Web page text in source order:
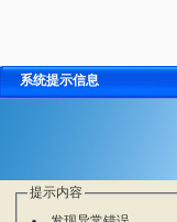
系统提示信息
提示内容